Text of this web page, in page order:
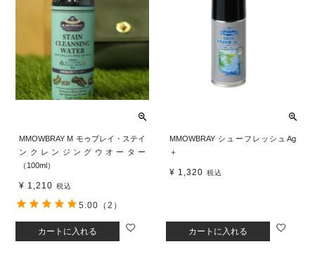
MMOWBRAY M モゥブレイ・ステイ
ンクレンジングウオーター
（100ml）
¥ 1,210 税込
カートに入れる
5.00 （2）
MMOWBRAY シューフレッシュAg
＋
¥ 1,320 税込
カートに入れる